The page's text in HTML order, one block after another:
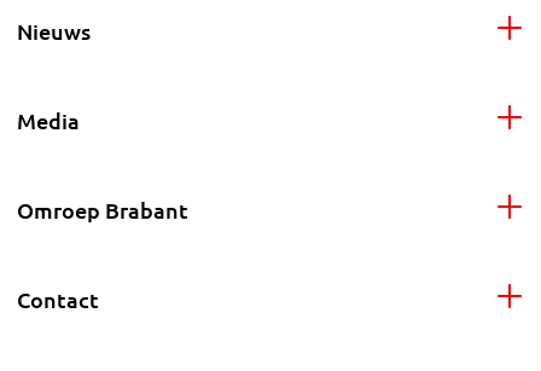
Nieuws
Media
Omroep Brabant
Contact